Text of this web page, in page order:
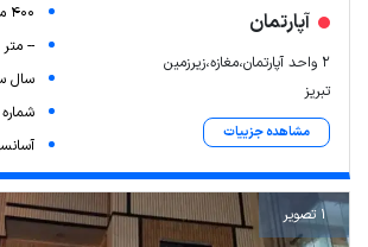
آپارتمان
۲ واحد آپارتمان،مغازه،زیرزمین
تبریز
مشاهده جزییات
400 متر زیربنا
--
سال
1 تصویر